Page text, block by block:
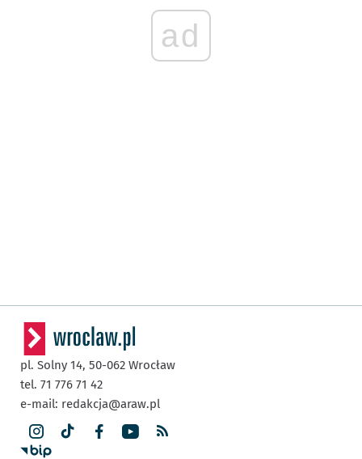
ad
pl. Solny 14, 50-062 Wrocław
tel. 71 776 71 42
e-mail: redakcja@araw.pl